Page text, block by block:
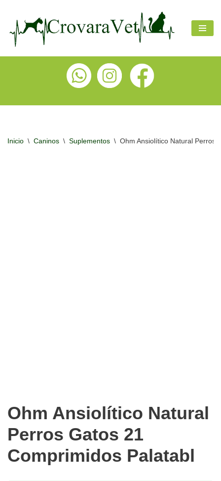
Inicio \ Caninos \ Suplementos \ Ohm Ansiolítico Natural Perros
Ohm Ansiolítico Natural
Perros Gatos 21
Comprimidos Palatabl